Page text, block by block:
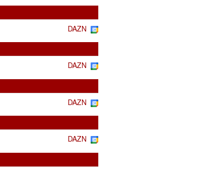
DAZN
DAZN
DAZN
DAZN